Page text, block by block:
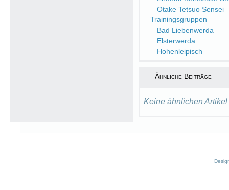
Otake Tetsuo Sensei
Trainingsgruppen
Bad Liebenwerda
Elsterwerda
Hohenleipisch
Ähnliche Beiträge
Keine ähnlichen